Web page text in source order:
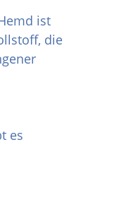
ist
die
es